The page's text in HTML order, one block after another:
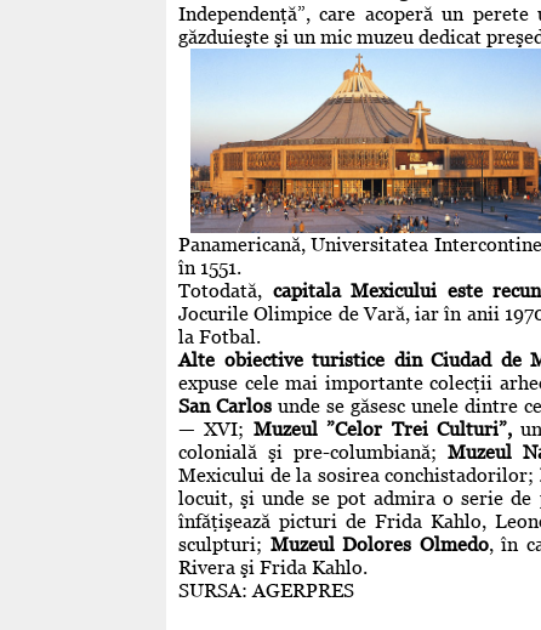
Independenţă”, care acoperă un
găzduieşte şi un mic muzeu dedicat
Panamericană, Universitatea
în 1551.
Totodată, capitala Mexicului este
Jocurile Olimpice de Vară, iar în anii
la Fotbal.
Alte obiective turistice din Ciudad de
expuse cele mai importante colecţii
San Carlosunde se găsesc unele dintre
— XVI; Muzeul ”Celor Trei Culturi”,
colonială şi pre-columbiană;Muzeul
Mexicului de la sosirea conchistadorilor;
locuit, şi unde se pot admira o serie
înfăţişează picturi de Frida Kahlo,
sculpturi; Muzeul Dolores Olmedo, în
Rivera şi Frida Kahlo.
SURSA: AGERPRES